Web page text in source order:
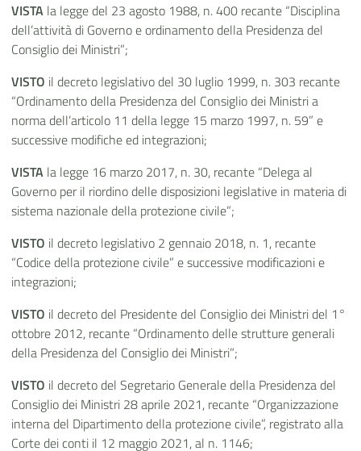
VISTA la legge del 23 agosto 1988, n. 400 recante “Disciplina
dell’attività di Governo e ordinamento della Presidenza del
Consiglio dei Ministri”;
VISTO il decreto legislativo del 30 luglio 1999, n. 303 recante
“Ordinamento della Presidenza del Consiglio dei Ministri a
norma dell’articolo 11 della legge 15 marzo 1997, n. 59” e
successive modifiche ed integrazioni;
VISTA la legge 16 marzo 2017, n. 30, recante “Delega al
Governo per il riordino delle disposizioni legislative in materia di
sistema nazionale della protezione civile”;
VISTO il decreto legislativo 2 gennaio 2018, n. 1, recante
“Codice della protezione civile” e successive modificazioni e
integrazioni;
VISTO il decreto del Presidente del Consiglio dei Ministri del 1°
ottobre 2012, recante “Ordinamento delle strutture generali
della Presidenza del Consiglio dei Ministri”;
VISTO il decreto del Segretario Generale della Presidenza del
Consiglio dei Ministri 28 aprile 2021, recante “Organizzazione
interna del Dipartimento della protezione civile”, registrato alla
Corte dei conti il 12 maggio 2021, al n. 1146;